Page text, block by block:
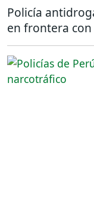
Policía
en frontera con